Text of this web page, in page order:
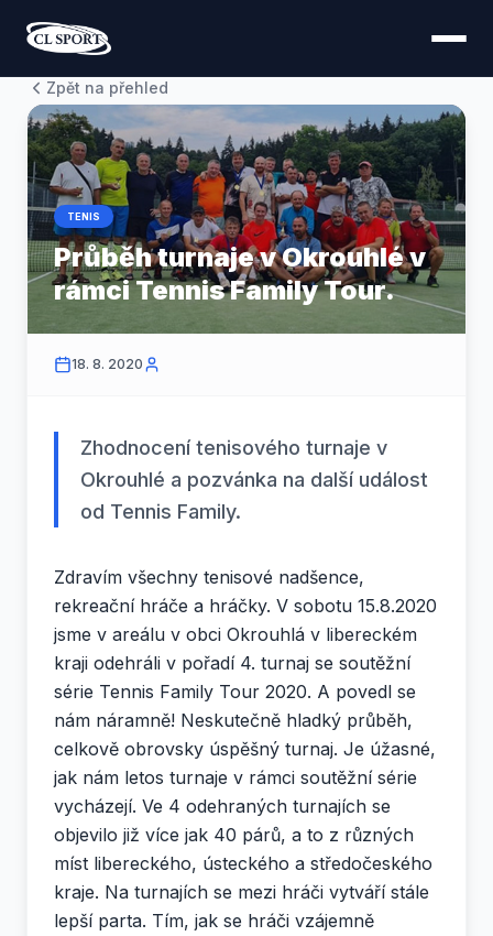
Zpět na přehled
TENIS
Průběh turnaje v Okrouhlé v
rámci Tennis Family Tour.
18. 8. 2020
Zhodnocení tenisového turnaje v
Okrouhlé a pozvánka na další událost
od Tennis Family.
Zdravím všechny tenisové nadšence,
rekreační hráče a hráčky. V sobotu 15.8.2020
jsme v areálu v obci Okrouhlá v libereckém
kraji odehráli v pořadí 4. turnaj se soutěžní
série Tennis Family Tour 2020. A povedl se
nám náramně! Neskutečně hladký průběh,
celkově obrovsky úspěšný turnaj. Je úžasné,
jak nám letos turnaje v rámci soutěžní série
vycházejí. Ve 4 odehraných turnajích se
objevilo již více jak 40 párů, a to z různých
míst libereckého, ústeckého a středočeského
kraje. Na turnajích se mezi hráči vytváří stále
lepší parta. Tím, jak se hráči vzájemně